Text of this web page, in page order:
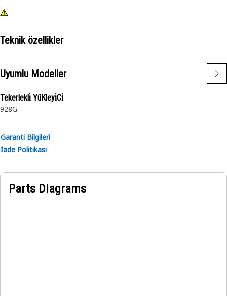
Teknik özellikler
Uyumlu Modeller
Tekerlekli̇ YüKleyi̇Ci̇
928G
Garanti Bilgileri
İade Politikası
Parts Diagrams